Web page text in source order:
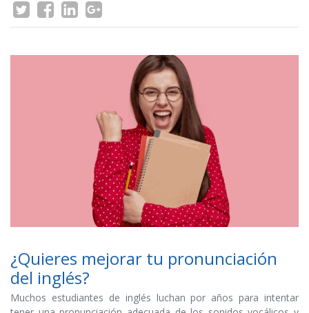
¿Quieres mejorar tu pronunciación
del inglés?
Muchos estudiantes de inglés luchan por años para intentar